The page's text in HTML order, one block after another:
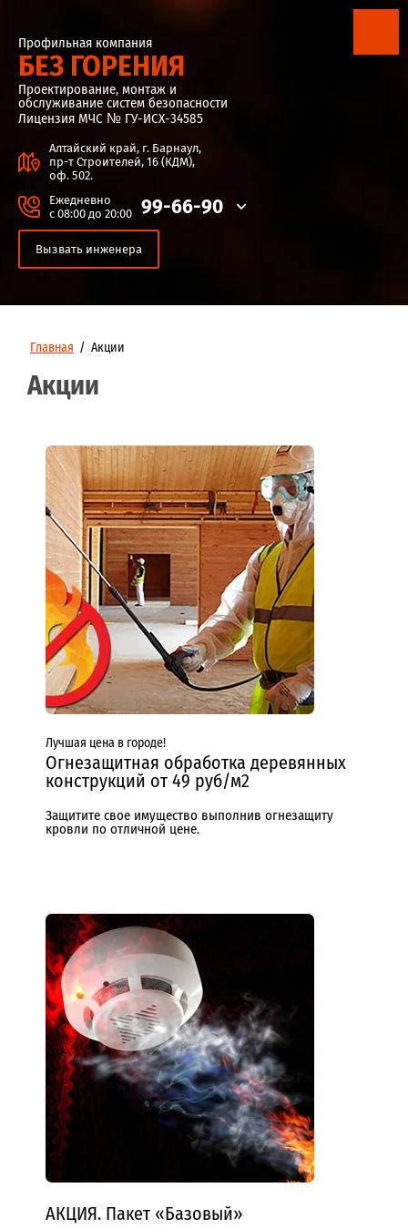
Профильная компания
БЕЗ ГОРЕНИЯ
Проектирование, монтаж и
обслуживание систем безопасности
Лицензия МЧС № ГУ-ИСХ-34585
Алтайский край, г. Барнаул,
пр-т Строителей, 16 (КДМ),
оф. 502.
Ежедневно
с 08:00 до 20:00
99-66-90
Вызвать инженера
Главная / Акции
Акции
Лучшая цена в городе!
Огнезащитная обработка деревянных
конструкций от 49 руб/м2
Защитите свое имущество выполнив огнезащиту
кровли по отличной цене.
АКЦИЯ. Пакет «Базовый»